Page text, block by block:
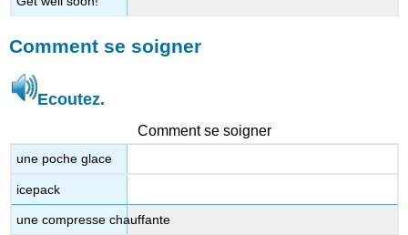
Comment se soigner
Ecoutez.
Comment se soigner
une poche glace
icepack
une compresse chauffante